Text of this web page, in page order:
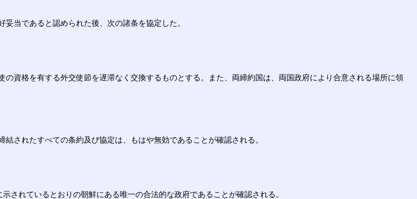
当であると認められた後、次の諸条を協定した。
資格を有する外交使節を遅滞なく交換するものとする。また、両締約国は、両国政府により合意される場所に領
されたすべての条約及び協定は、もはや無効であることが確認される。
されているとおりの朝鮮にある唯一の合法的な政府であることが確認される。